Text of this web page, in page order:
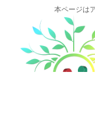
本ページは